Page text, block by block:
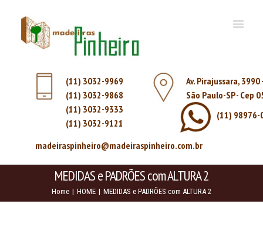
(11) 3032-9969
(11) 3032-9868
(11) 3032-9333
(11) 3032-9121
Av. Pirajussara,
São Paulo-SP - Cep
(11) 98976-
madeiraspinheiro@madeiraspinheiro.com.br
MEDIDAS e PADRÕES com ALTURA 2
Home | HOME | MEDIDAS e PADRÕES com ALTURA 2